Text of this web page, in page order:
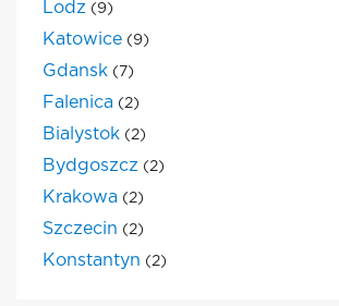
Lodz (9)
Katowice (9)
Gdansk (7)
Falenica (2)
Bialystok (2)
Bydgoszcz (2)
Krakowa (2)
Szczecin (2)
Konstantyn (2)